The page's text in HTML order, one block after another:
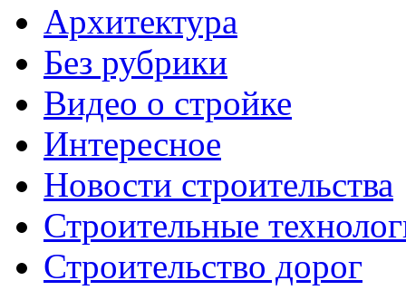
Архитектура
Без рубрики
Видео о стройке
Интересное
Новости строительства
Строительные
Строительство дорог